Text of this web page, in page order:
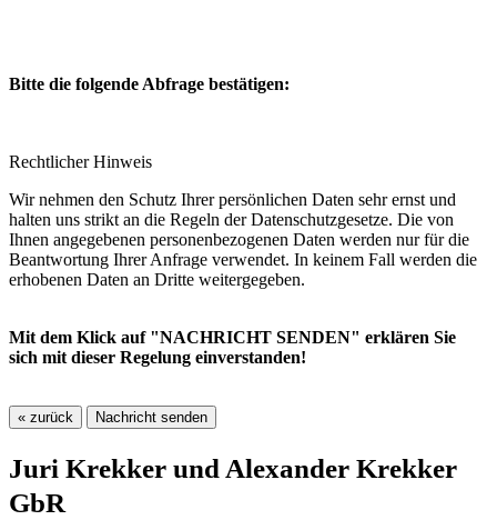
Bitte die folgende Abfrage bestätigen:
Rechtlicher Hinweis
Wir nehmen den Schutz Ihrer persönlichen Daten sehr ernst und
halten uns strikt an die Regeln der Datenschutzgesetze. Die von
Ihnen angegebenen personenbezogenen Daten werden nur für die
Beantwortung Ihrer Anfrage verwendet. In keinem Fall werden die
erhobenen Daten an Dritte weitergegeben.
Mit dem Klick auf "NACHRICHT SENDEN" erklären Sie
sich mit dieser Regelung einverstanden!
« zurück
Juri Krekker und Alexander Krekker
GbR